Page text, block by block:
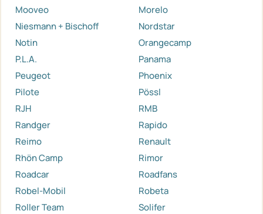
Mooveo
Morelo
Niesmann + Bischoff
Nordstar
Notin
Orangecamp
P.L.A.
Panama
Peugeot
Phoenix
Pilote
Pössl
RJH
RMB
Randger
Rapido
Reimo
Renault
Rhön Camp
Rimor
Roadcar
Roadfans
Robel-Mobil
Robeta
Roller Team
Solifer